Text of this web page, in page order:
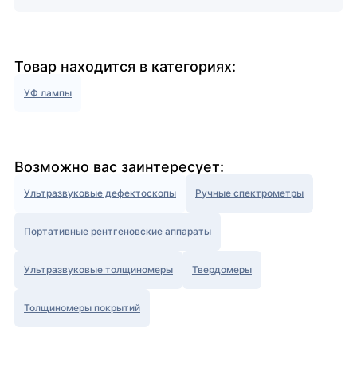
Товар находится в категориях:
УФ лампы
Возможно вас заинтересует:
Ультразвуковые дефектоскопы Ручные спектрометры
Портативные рентгеновские аппараты
Ультразвуковые толщиномеры Твердомеры
Толщиномеры покрытий